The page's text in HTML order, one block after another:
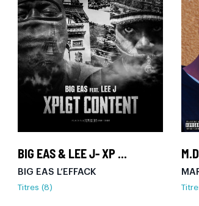
BIG EAS & LEE J- XP ...
BIG EAS L’EFFACK
Titres (8)